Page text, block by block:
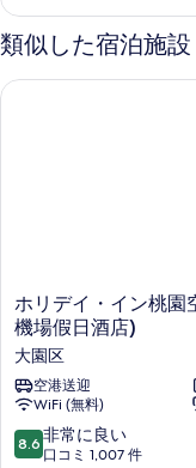
写
真
を
詳
細
類似した宿泊施設
ホ
リ
デ
イ・
イ
ン
桃
園
ホリデイ・イン桃
機場假日酒店)
大園区
空港送迎
WiFi (無料)
10
段
8.6 非常に良い
口コミ 1,007 件
ホリデイ・イン桃園